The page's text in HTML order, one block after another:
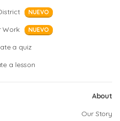
NUEVO
Work NUEVO
a quiz
a lesson
About
Our Story